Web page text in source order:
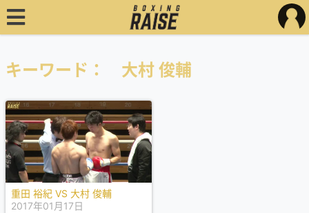
キーワード： 大村 俊輔
重田 裕紀 VS 大村 俊輔
2017年01月17日